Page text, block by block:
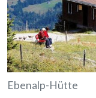
Ebenalp-Hütte